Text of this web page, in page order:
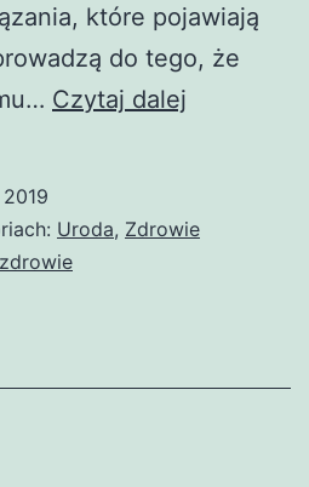
które pojawiają
do tego, że
Czytaj dalej
Uroda, Zdrowie
zdrowie